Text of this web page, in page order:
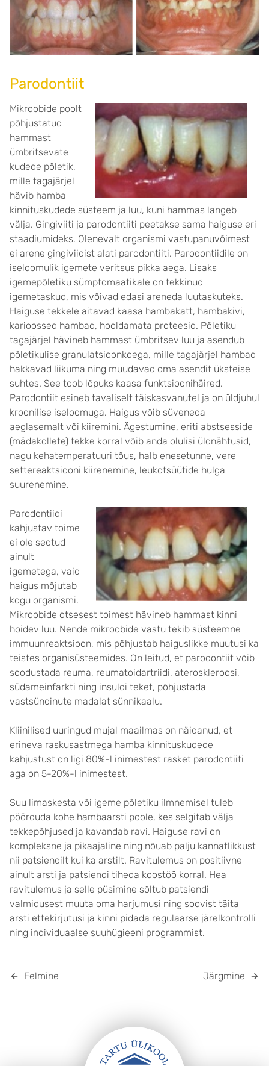
Parodontiit
Mikroobide poolt
põhjustatud
hammast
ümbritsevate
kudede põletik,
mille tagajärjel
hävib hamba
kinnituskudede süsteem ja luu, kuni hammas langeb
välja. Gingiviiti ja parodontiiti peetakse sama haiguse eri
staadiumideks. Olenevalt organismi vastupanuvõimest
ei arene gingiviidist alati parodontiiti. Parodontiidile on
iseloomulik igemete veritsus pikka aega. Lisaks
igemepõletiku sümptomaatikale on tekkinud
igemetaskud, mis võivad edasi areneda luutaskuteks.
Haiguse tekkele aitavad kaasa hambakatt, hambakivi,
karioossed hambad, hooldamata proteesid. Põletiku
tagajärjel hävineb hammast ümbritsev luu ja asendub
põletikulise granulatsioonkoega, mille tagajärjel hambad
hakkavad liikuma ning muudavad oma asendit üksteise
suhtes. See toob lõpuks kaasa funktsioonihäired.
Parodontiit esineb tavaliselt täiskasvanutel ja on üldjuhul
kroonilise iseloomuga. Haigus võib süveneda
aeglasemalt või kiiremini. Ägestumine, eriti abstsesside
(mädakollete) tekke korral võib anda olulisi üldnähtusid,
nagu kehatemperatuuri tõus, halb enesetunne, vere
settereaktsiooni kiirenemine, leukotsüütide hulga
suurenemine.
Parodontiidi
kahjustav toime
ei ole seotud
ainult
igemetega, vaid
haigus mõjutab
kogu organismi.
Mikroobide otsesest toimest hävineb hammast kinni
hoidev luu. Nende mikroobide vastu tekib süsteemne
immuunreaktsioon, mis põhjustab haiguslikke muutusi ka
teistes organisüsteemides. On leitud, et parodontiit võib
soodustada reuma, reumatoidartriidi, ateroskleroosi,
südameinfarkti ning insuldi teket, põhjustada
vastsündinute madalat sünnikaalu.
Kliinilised uuringud mujal maailmas on näidanud, et
erineva raskusastmega hamba kinnituskudede
kahjustust on ligi 80%-l inimestest rasket parodontiiti
aga on 5-20%-l inimestest.
Suu limaskesta või igeme põletiku ilmnemisel tuleb
pöörduda kohe hambaarsti poole, kes selgitab välja
tekkepõhjused ja kavandab ravi. Haiguse ravi on
kompleksne ja pikaajaline ning nõuab palju kannatlikkust
nii patsiendilt kui ka arstilt. Ravitulemus on positiivne
ainult arsti ja patsiendi tiheda koostöö korral. Hea
ravitulemus ja selle püsimine sõltub patsiendi
valmidusest muuta oma harjumusi ning soovist täita
arsti ettekirjutusi ja kinni pidada regulaarse järelkontrolli
ning individuaalse suuhügieeni programmist.
Eelmine Järgmine